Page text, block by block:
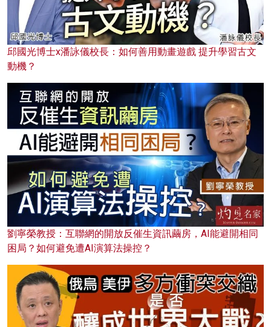
邱國光博士x潘詠儀校長：如何善用動畫遊戲 提升學習古文
動機？
劉寧榮教授：互聯網的開放反催生資訊繭房，AI能避開相同
困局？如何避免遭AI演算法操控？